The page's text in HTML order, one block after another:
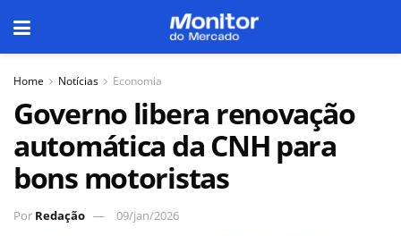
Home Notícias Economia
Governo libera renovação
automática da CNH para
bons motoristas
Por Redação 09/jan/2026